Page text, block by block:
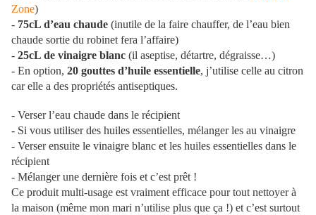
Zone)
- 75cL d’eau chaude (inutile de la faire chauffer, de l’eau bien
chaude sortie du robinet fera l’affaire)
- 25cL de vinaigre blanc (il aseptise, détartre, dégraisse…)
- En option, 20 gouttes d’huile essentielle, j’utilise celle au citron
car elle a des propriétés antiseptiques.
- Verser l’eau chaude dans le récipient
- Si vous utiliser des huiles essentielles, mélanger les au vinaigre
- Verser ensuite le vinaigre blanc et les huiles essentielles dans le
récipient
- Mélanger une dernière fois et c’est prêt !
Ce produit multi-usage est vraiment efficace pour tout nettoyer à
la maison (même mon mari n’utilise plus que ça !) et c’est surtout